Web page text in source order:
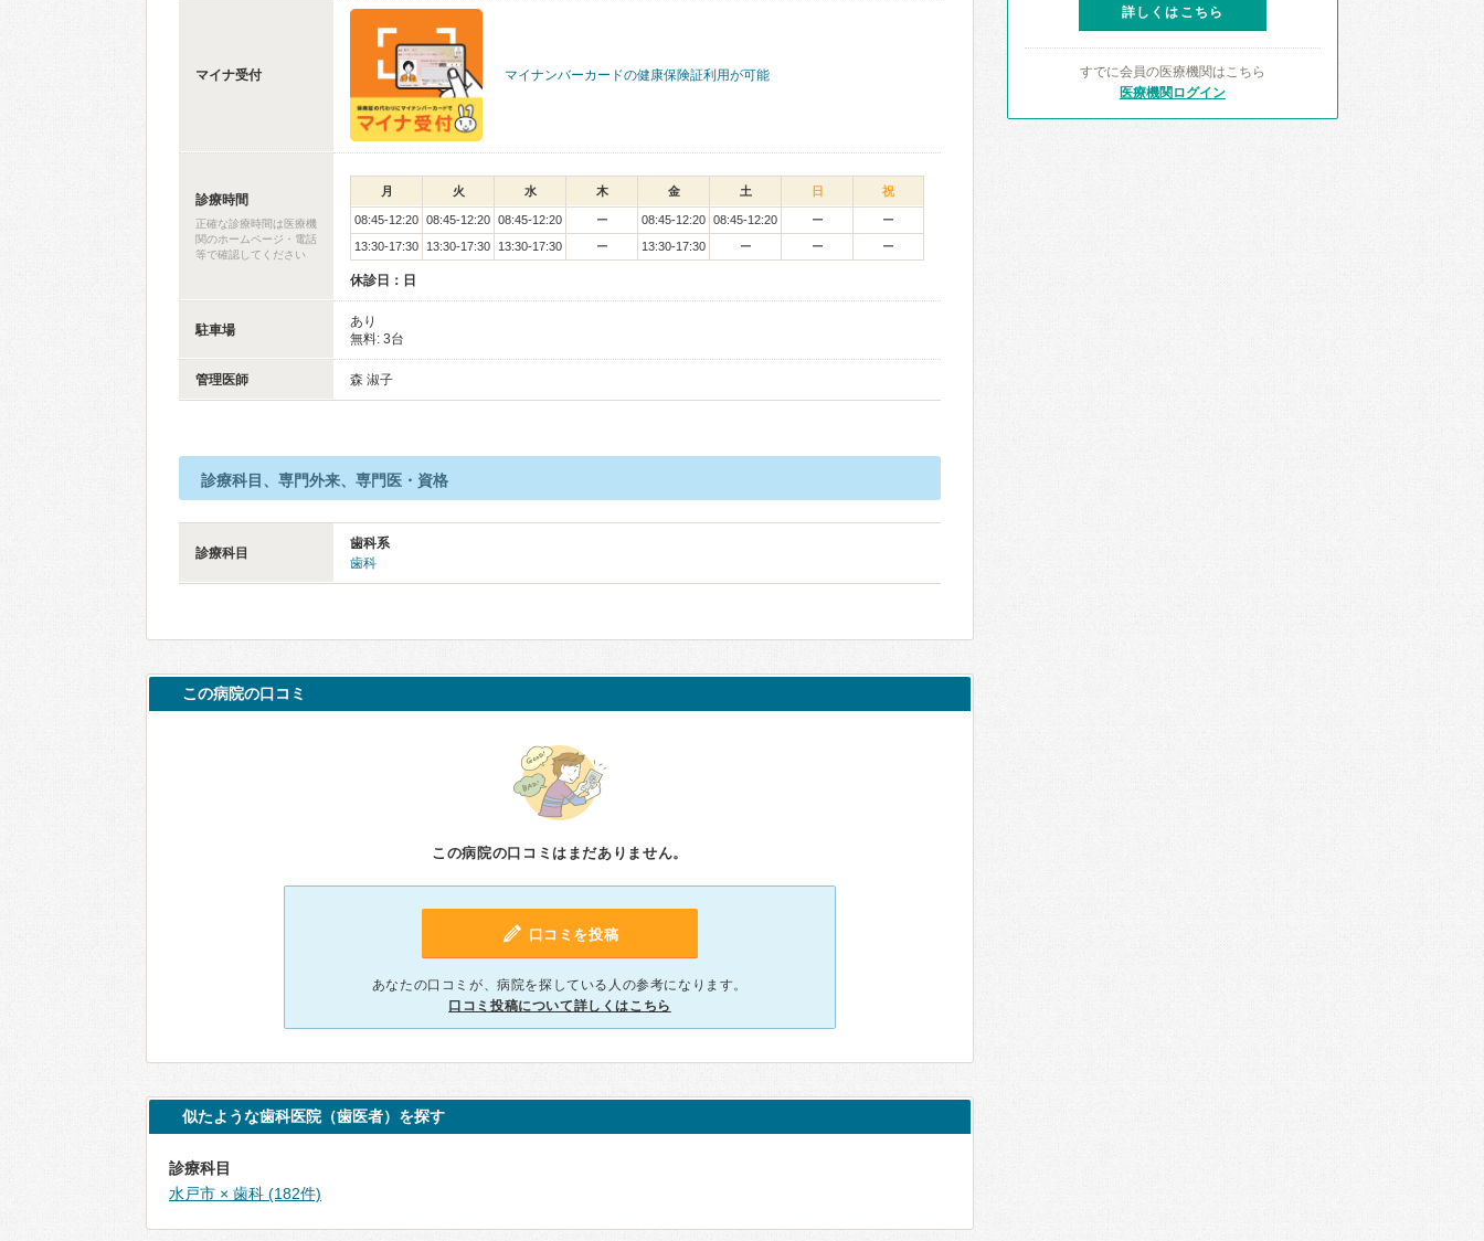
マイナ受付 マイナンバーカードの健康保険証利用が可能
診療時間
正確な診療時間は医療機
関のホームページ・電話
等で確認してください
月 火 水 木 金 土 日 祝
08:45-12:20 08:45-12:20 08:45-12:20 ー 08:45-12:20 08:45-12:20 ー
ー
13:30-17:30
13:30-17:30 13:30-17:30 ー 13:30-17:30 ー ー ー
休診日：日
駐車場
あり
無料: 3台
管理医師 森 淑子
診療科目、専門外来、専門医・資格
診療科目
歯科系
歯科
この病院の口コミ
この病院の口コミはまだありません。
口コミを投稿
あなたの口コミが、病院を探している人の参考になります。
口コミ投稿について詳しくはこちら
似たような歯科医院（歯医者）を探す
診療科目
水戸市 × 歯科 (182件)
詳しくはこちら
すでに会員の医療機関はこちら
医療機関ログイン